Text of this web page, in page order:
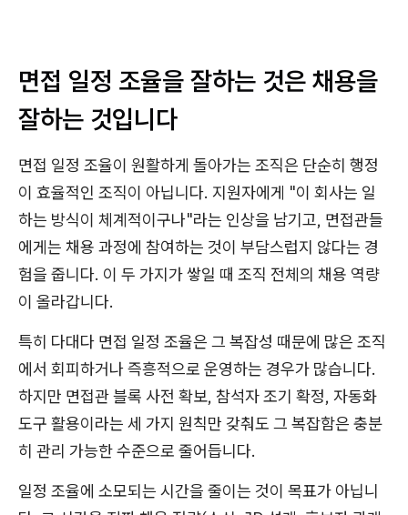
면접 일정 조율을 잘하는 것은 채용을
잘하는 것입니다
면접 일정 조율이 원활하게 돌아가는 조직은 단순히 행정
이 효율적인 조직이 아닙니다. 지원자에게 "이 회사는 일
하는 방식이 체계적이구나"라는 인상을 남기고, 면접관들
에게는 채용 과정에 참여하는 것이 부담스럽지 않다는 경
험을 줍니다. 이 두 가지가 쌓일 때 조직 전체의 채용 역량
이 올라갑니다.
특히 다대다 면접 일정 조율은 그 복잡성 때문에 많은 조직
에서 회피하거나 즉흥적으로 운영하는 경우가 많습니다.
하지만 면접관 블록 사전 확보, 참석자 조기 확정, 자동화
도구 활용이라는 세 가지 원칙만 갖춰도 그 복잡함은 충분
히 관리 가능한 수준으로 줄어듭니다.
일정 조율에 소모되는 시간을 줄이는 것이 목표가 아닙니